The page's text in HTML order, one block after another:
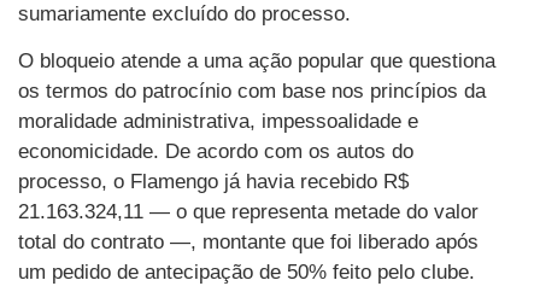
sumariamente excluído do processo.
O bloqueio atende a uma ação popular que questiona
os termos do patrocínio com base nos princípios da
moralidade administrativa, impessoalidade e
economicidade. De acordo com os autos do
processo, o Flamengo já havia recebido R$
21.163.324,11 — o que representa metade do valor
total do contrato —, montante que foi liberado após
um pedido de antecipação de 50% feito pelo clube.